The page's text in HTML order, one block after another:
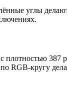
углы
плотностью 387
RGB-кругу